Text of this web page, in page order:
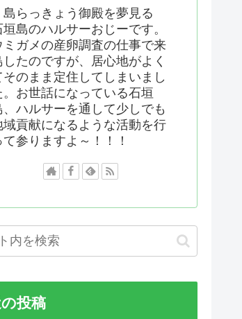
らっきょう御殿を夢見る
垣島のハルサーおじーです。
ミガメの産卵調査の仕事で来
したのですが、居心地がよく
そのまま定住してしまいまし
。お世話になっている石垣
、ハルサーを通して少しでも
域貢献になるような活動を行
て参りますよ～！！！
投稿